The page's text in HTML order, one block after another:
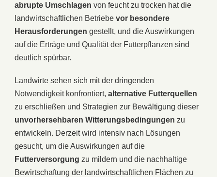
abrupte Umschlagen von feucht zu trocken hat die
landwirtschaftlichen Betriebe vor besondere
Herausforderungen gestellt, und die Auswirkungen
auf die Erträge und Qualität der Futterpflanzen sind
deutlich spürbar.
Landwirte sehen sich mit der dringenden
Notwendigkeit konfrontiert, alternative Futterquellen
zu erschließen und Strategien zur Bewältigung dieser
unvorhersehbaren Witterungsbedingungen zu
entwickeln. Derzeit wird intensiv nach Lösungen
gesucht, um die Auswirkungen auf die
Futterversorgung zu mildern und die nachhaltige
Bewirtschaftung der landwirtschaftlichen Flächen zu